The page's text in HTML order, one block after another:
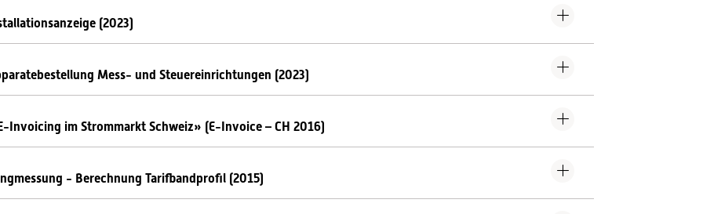
(2023)
Mess- und Steuereinrichtungen (2023)
Invoicing im Strommarkt Schweiz» (E-Invoice – CH 2016)
- Berechnung Tarifbandprofil (2015)